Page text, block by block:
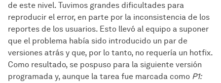
de este nivel. Tuvimos grandes dificultades para
reproducir el error, en parte por la inconsistencia de los
reportes de los usuarios. Esto llevó al equipo a suponer
que el problema había sido introducido un par de
versiones atrás y que, por lo tanto, no requería un hotfix.
Como resultado, se pospuso para la siguiente versión
programada y, aunque la tarea fue marcada como P1: